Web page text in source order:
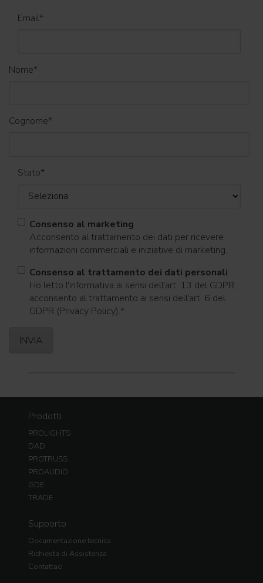
Email*
Nome*
Cognome*
Stato*
Consenso al marketing
Acconsento al trattamento dei dati per ricevere
informazioni commerciali e iniziative di marketing.
Consenso al trattamento dei dati personali
Ho letto l'informativa ai sensi dell'art. 13 del GDPR;
acconsento al trattamento ai sensi dell'art. 6 del
GDPR (Privacy Policy).*
Prodotti
PROLIGHTS
DAD
PROTRUSS
PROAUDIO
GDE
TRADE
Supporto
Documentazione tecnica
Richiesta di Assistenza
Contattaci